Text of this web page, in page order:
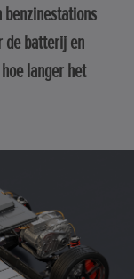
de batterij en
langer het